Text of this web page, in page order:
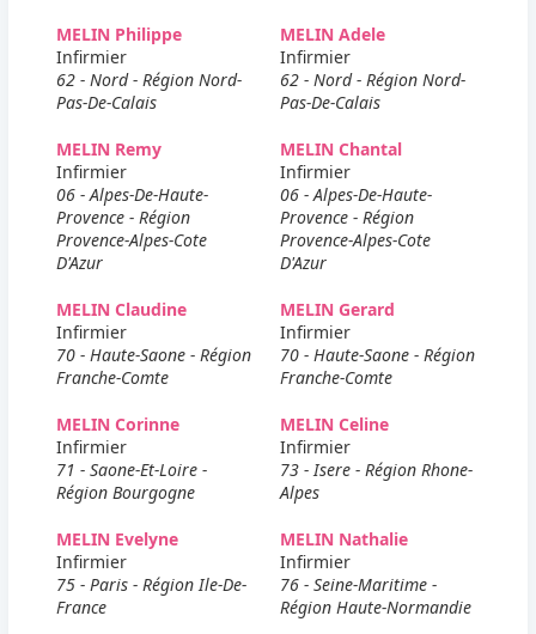
MELIN Philippe
Infirmier
62 - Nord - Région Nord-
Pas-De-Calais
MELIN Adele
Infirmier
62 - Nord - Région Nord-
Pas-De-Calais
MELIN Remy
Infirmier
06 - Alpes-De-Haute-
Provence - Région
Provence-Alpes-Cote
D'Azur
MELIN Chantal
Infirmier
06 - Alpes-De-Haute-
Provence - Région
Provence-Alpes-Cote
D'Azur
MELIN Claudine
Infirmier
70 - Haute-Saone - Région
Franche-Comte
MELIN Gerard
Infirmier
70 - Haute-Saone - Région
Franche-Comte
MELIN Corinne
Infirmier
71 - Saone-Et-Loire -
Région Bourgogne
MELIN Celine
Infirmier
73 - Isere - Région Rhone-
Alpes
MELIN Evelyne
Infirmier
75 - Paris - Région Ile-De-
France
MELIN Nathalie
Infirmier
76 - Seine-Maritime -
Région Haute-Normandie